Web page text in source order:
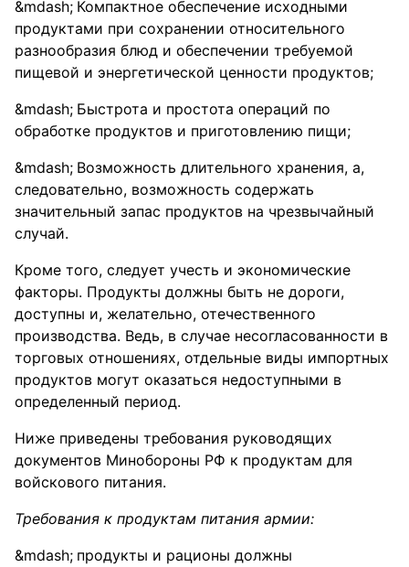
Компактное обеспечение исходными
продуктами при сохранении относительного
разнообразия блюд и обеспечении требуемой
пищевой и энергетической ценности продуктов;
Быстрота и простота операций по
обработке продуктов и приготовлению пищи;
Возможность длительного хранения, а,
следовательно, возможность содержать
значительный запас продуктов на чрезвычайный
случай.
Кроме того, следует учесть и экономические
факторы. Продукты должны быть не дороги,
доступны и, желательно, отечественного
производства. Ведь, в случае несогласованности в
торговых отношениях, отдельные виды импортных
продуктов могут оказаться недоступными в
определенный период.
Ниже приведены требования руководящих
документов Минобороны РФ к продуктам для
войскового питания.
Требования к продуктам питания армии:
продукты и рационы должны